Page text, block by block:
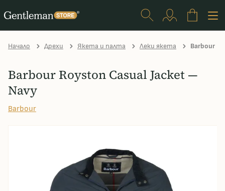
Начало Дрехи Якета и палта Леки якета Barbour
Barbour Royston Casual Jacket —
Navy
Barbour